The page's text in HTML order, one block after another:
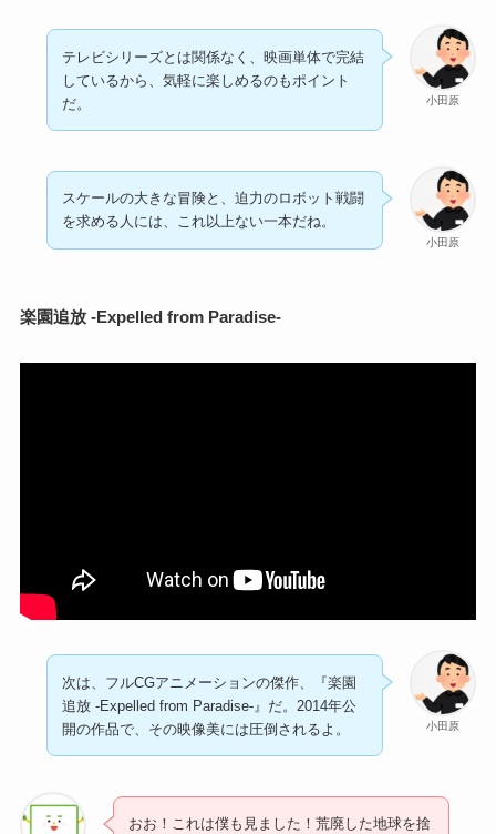
小田原
テレビシリーズとは関係なく、映画単体で完結
しているから、気軽に楽しめるのもポイント
だ。
小田原
スケールの大きな冒険と、迫力のロボット戦闘
を求める人には、これ以上ない一本だね。
楽園追放 -Expelled from Paradise-
小田原
次は、フルCGアニメーションの傑作、『楽園
追放 -Expelled from Paradise-』だ。2014年公
開の作品で、その映像美には圧倒されるよ。
おお！これは僕も見ました！荒廃した地球を捨